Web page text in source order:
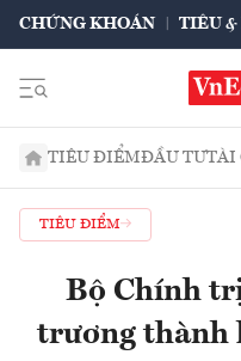
CHỨNG KHOÁN TIÊU &
TIÊU ĐIỂMĐẦU TƯTÀI
TIÊU ĐIỂM
Bộ Chính
trương thành